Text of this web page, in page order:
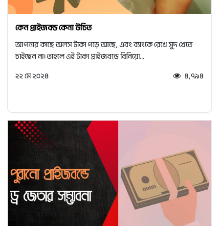
কেন প্রাইজবন্ড কেনা উচিত
আপনার কাছে অলস টাকা পড়ে আছে, এবং ব্যাংকে রেখে সুদ খেতে
চাইছেন না। তাহলে এই টাকা প্রাইজবন্ডে বিনিয়ো...
২২ মে ২০২৪
৪,৭৯৪